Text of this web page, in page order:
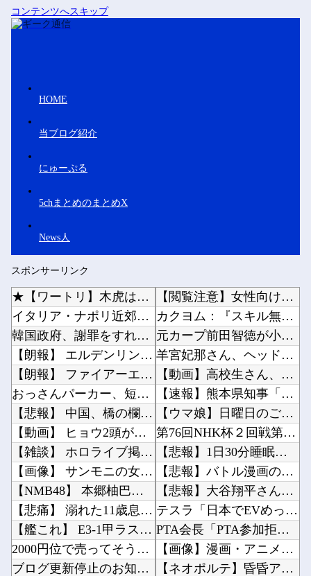
コンテンツへスキップ
HOME
当ブログ紹介
にゅーぷる
5chまとめのまとめX
News人
スポンサーリンク
★【ワートリ】木虎はやっぱり上品な可愛さがあるな
イタリア・ナポリ近郊で過去40年で最大規模の地震「M4.7」の揺れを観測
韓国政府、謝罪をすれば賠償を放棄する案を日本側に提示するも拒否される＝韓国の反応
【朗報】 エルデンリングマグネットきたあああああ
【朗報】 ファイアーエムブレムさん、ついにキャラ成長率がゲーム内で見れるようになる
おっさんパーカー、短パン、ボディーバッグがダサい！自分は女だけど、こういうの聞くたびに何が...
【悲報】 中国、橋の欄干が強風一発で粉々に 鉄筋ゼロ 当局「接着剤でくっつけただけ」「正常...
【動画】 ヒョウ2頭が木に登って激しい戦い
【雑談】 ホロライブ掲示板：ホロ速：PART2【配信実況可】
【画像】 サンモニの女子アナさん、日曜の朝から素材を提供してしまう
【NMB48】 本郷柚巴の写真集がすごいことになってる
【悲痛】 溺れた11歳息子を助けようと川へ…40歳父親が死亡 息子は母親が救助 愛知
【艦これ】 E3-1甲ラストまで来たけど無理ゲー感がするでち
2000円位で売ってそうなエ□同人的デビルサマナー 第2話
ブログ更新停止のお知らせ
【閲覧注意】女性向けバイブ、進化しすぎて寄生獣みたいになってしまう・・・他
カクヨム：『スキル無しゴトーさんは最弱のはずです！～勇者召喚に巻き込まれたモブサラリーマン...
元カープ前田智徳が小園に喝！「自分のバッティングが確立できていない」他
羊宮妃那さん、ヘッドドレス姿がかわいいｗｗｗｗ他
【動画】高校生さん、文化祭でコーヒーカップを作って大盛りあがり←なんかどっかで見たことある...
【速報】熊本県知事「報道に強い不満・苦情が寄せられている」→TBSの報道特集がまさにそれな...
【ウマ娘】日曜日のご機嫌な忠犬たち他
第76回NHK杯２回戦第１局 菅井竜也八段 対 大橋貴洸七段他
【悲報】1日30分睡眠のプロ、『大爆発』してしまった結果・・・・・他
【悲報】バトル漫画の主人公でライバルがいないキャラ、存在しない：・・・・他
【悲報】大谷翔平さん、ドジャースのヘッダー画像から消えるｗｗｗｗｗｗｗｗｗｗｗｗｗｗｗ他
テスラ「日本でEVめっちゃ売れるから拠点を増やすね」他
PTA会長「PTA参加拒否した親へ最終警告。こうなってもいい？」 （※画像あり）他
【画像】漫画・アニメの「武人系敵幹部」に付きまといがちな疑問ｗｗｗｗ他
【ネオポルテ】昏昏アリア３Dお披露目！チキンテカテカ他